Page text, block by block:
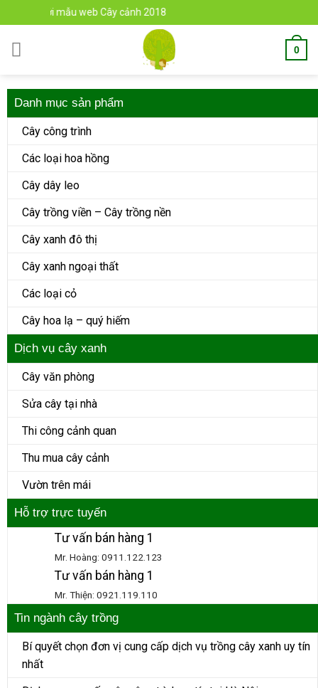
to
content
với mẫu web Cây cảnh 2018
0
Danh mục sản phẩm
Cây công trình
Các loại hoa hồng
Cây dây leo
Cây trồng viền – Cây trồng nền
Cây xanh đô thị
Cây xanh ngoại thất
Các loại cỏ
Cây hoa lạ – quý hiếm
Dịch vụ cây xanh
Cây văn phòng
Sửa cây tại nhà
Thi công cảnh quan
Thu mua cây cảnh
Vườn trên mái
Hỗ trợ trực tuyến
Tư vấn bán hàng 1
Mr. Hoàng: 0911.122.123
Tư vấn bán hàng 1
Mr. Thiện: 0921.119.110
Tin ngành cây trồng
Bí quyết chọn đơn vị cung cấp dịch vụ trồng cây xanh uy tín
nhất